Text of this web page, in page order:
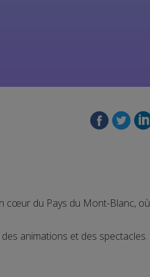
cœur du Pays du Mont-Blanc, où
animations et des spectacles.